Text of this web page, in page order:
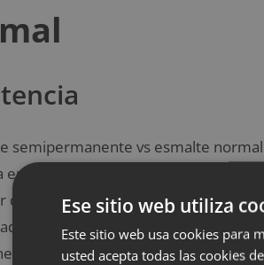
semipermanente vs esmalte
una mayor duración. Las
o tres semanas –la media está
uña- sin necesidad de retocarse.
la mala suerte de rozarte las
Ese sitio web utiliza
Este sitio web usa cookies para
usted acepta todas las cookies